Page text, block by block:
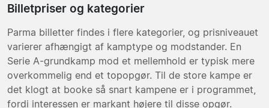
Billetpriser og kategorier
Parma billetter findes i flere kategorier, og prisniveauet
varierer afhængigt af kamptype og modstander. En
Serie A-grundkamp mod et mellemhold er typisk mere
overkommelig end et topopgør. Til de store kampe er
det klogt at booke så snart kampene er i programmet,
fordi interessen er markant højere til disse opgør.